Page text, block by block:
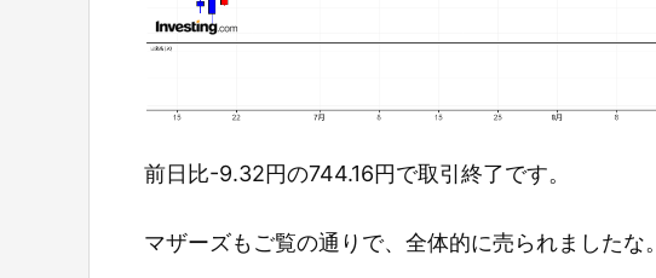
前日比-9.32円の744.16円で取引終了です。
マザーズもご覧の通りで、全体的に売られましたな。